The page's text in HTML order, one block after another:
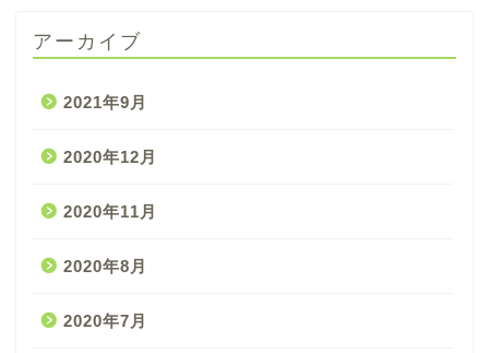
アーカイブ
2021年9月
2020年12月
2020年11月
2020年8月
2020年7月